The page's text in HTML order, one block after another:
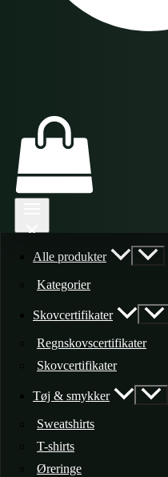
Alle produkter
Kategorier
Skovcertifikater
Regnskovscertifikater
Skovcertifikater
Tøj & smykker
Sweatshirts
T-shirts
Øreringe